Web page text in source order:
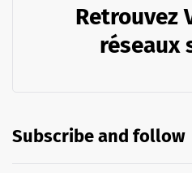
Retrouvez
réseaux
Subscribe and follow